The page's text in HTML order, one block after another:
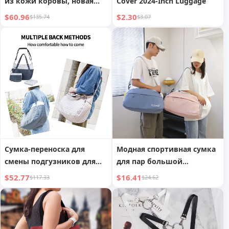
сумка для рук, сумка
плечо, дамская сумка
$60.96$135.74 $2.30$3.07
Сумка-переноска для
смены подгузников для
мам, дорожная сумка-тоут
$52.77$117.33
Модная спортивная сумка
для пар большой
вместимости с
разделением на сухое и
влажное, спортивная
сумка, дорожная сумка,
легкий багаж для
$16.41$24.62